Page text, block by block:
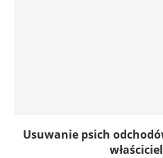
Usuwanie psich